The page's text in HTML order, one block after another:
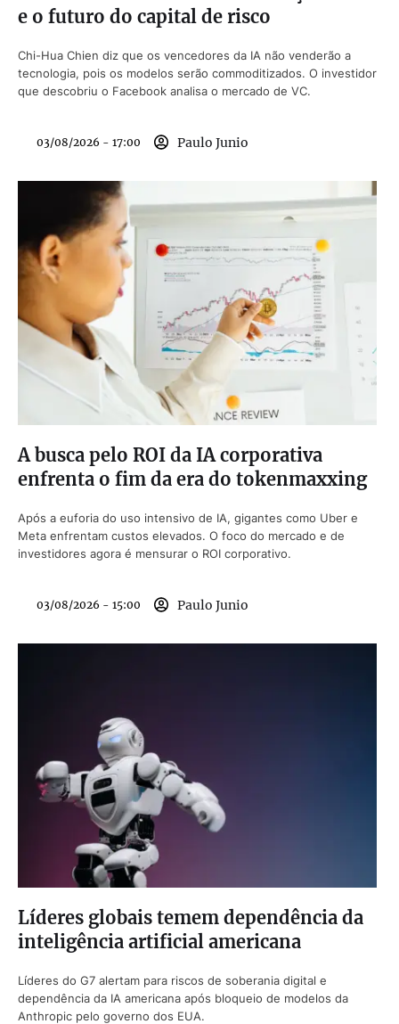
e o futuro do capital de risco
Chi-Hua Chien diz que os vencedores da IA não venderão a
tecnologia, pois os modelos serão commoditizados. O investidor
que descobriu o Facebook analisa o mercado de VC.
03/08/2026 - 17:00 Paulo Junio
A busca pelo ROI da IA corporativa
enfrenta o fim da era do tokenmaxxing
Após a euforia do uso intensivo de IA, gigantes como Uber e
Meta enfrentam custos elevados. O foco do mercado e de
investidores agora é mensurar o ROI corporativo.
03/08/2026 - 15:00 Paulo Junio
Líderes globais temem dependência da
inteligência artificial americana
Líderes do G7 alertam para riscos de soberania digital e
dependência da IA americana após bloqueio de modelos da
Anthropic pelo governo dos EUA.